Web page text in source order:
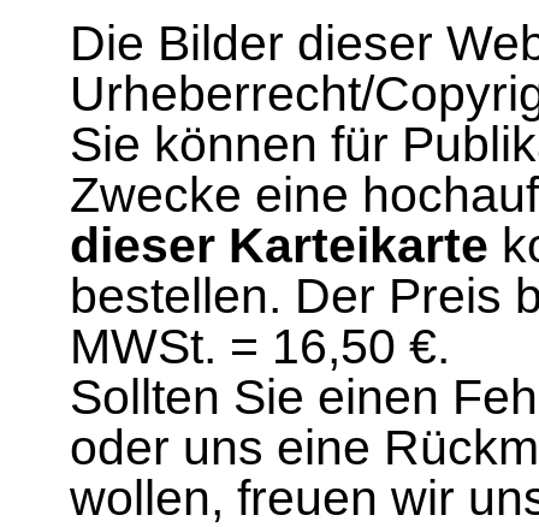
Die Bilder dieser
Urheberrecht/
Sie können für
Zwecke eine
dieser Karteikarte
bestellen. Der Preis
MWSt. = 16,50 €.
Sollten Sie einen
oder uns eine
wollen, freuen wir